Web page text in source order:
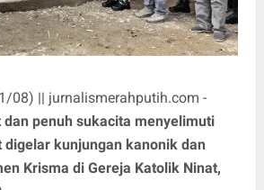
08) || jurnalismerahputih.com -
penuh sukacita menyelimuti
digelar kunjungan kanonik dan
Krisma di Gereja Katolik Ninat,